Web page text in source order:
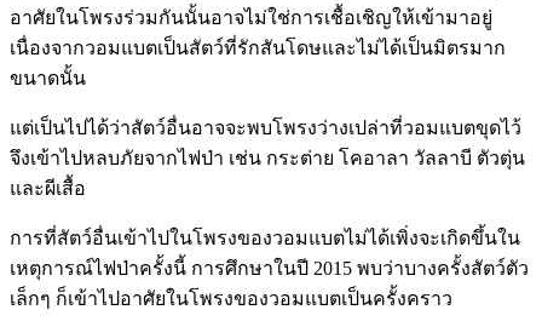
อาศัยในโพรงร่วมกันนั้นอาจไม่ใช่การเชื้อเชิญให้เข้ามาอยู่
เนื่องจากวอมแบตเป็นสัตว์ที่รักสันโดษและไม่ได้เป็นมิตรมาก
ขนาดนั้น
แต่เป็นไปได้ว่าสัตว์อื่นอาจจะพบโพรงว่างเปล่าที่วอมแบตขุดไว้
จึงเข้าไปหลบภัยจากไฟป่า เช่น กระต่าย โคอาลา วัลลาบี ตัวตุ่น
และผีเสื้อ
การที่สัตว์อื่นเข้าไปในโพรงของวอมแบตไม่ได้เพิ่งจะเกิดขึ้นใน
เหตุการณ์ไฟป่าครั้งนี้ การศึกษาในปี 2015 พบว่าบางครั้งสัตว์ตัว
เล็กๆ ก็เข้าไปอาศัยในโพรงของวอมแบตเป็นครั้งคราว